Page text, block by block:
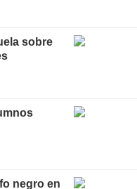
sobre
negro en